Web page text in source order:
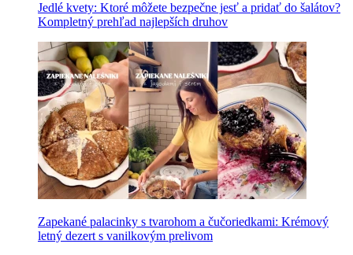
Jedlé kvety: Ktoré môžete bezpečne jesť a pridať do šalátov?
Kompletný prehľad najlepších druhov
Zapekané palacinky s tvarohom a čučoriedkami: Krémový
letný dezert s vanilkovým prelivom